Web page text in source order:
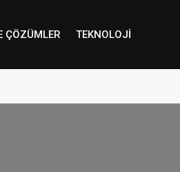
ÇÖZÜMLER TEKNOLOJI